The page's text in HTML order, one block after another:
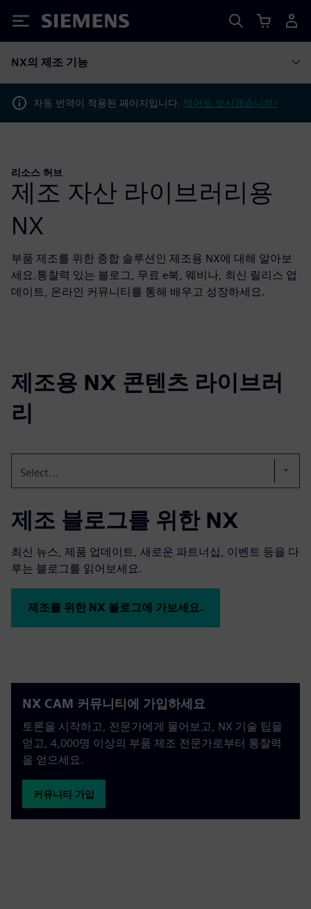
Siemens
NX의 제조 기능
자동 번역이 적용된 페이지입니다. 영어로 보시겠습니까?
리소스 허브
제조 자산 라이브러리용
NX
부품 제조를 위한 종합 솔루션인 제조용 NX에 대해 알아보
세요.통찰력 있는 블로그, 무료 e북, 웨비나, 최신 릴리스 업
데이트, 온라인 커뮤니티를 통해 배우고 성장하세요.
제조용 NX 콘텐츠 라이브러
리
Select...
제조 블로그를 위한 NX
최신 뉴스, 제품 업데이트, 새로운 파트너십, 이벤트 등을 다
루는 블로그를 읽어보세요.
제조를 위한 NX 블로그에 가보세요.
NX CAM 커뮤니티에 가입하세요
토론을 시작하고, 전문가에게 물어보고, NX 기술 팁을
얻고, 4,000명 이상의 부품 제조 전문가로부터 통찰력
을 얻으세요.
커뮤니티 가입